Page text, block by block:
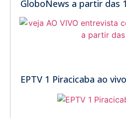
GloboNews a partir das
EPTV 1 Piracicaba ao vivo